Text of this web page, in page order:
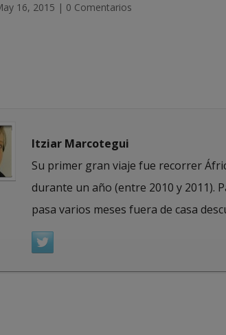
16, 2015 | 0 Comentarios
Itziar Marcotegui
Su primer gran viaje fue recorrer
durante un año (entre 2010 y 2011).
pasa varios meses fuera de casa